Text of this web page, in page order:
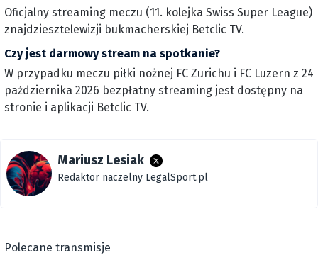
Oficjalny streaming meczu (11. kolejka Swiss Super League)
znajdziesztelewizji bukmacherskiej Betclic TV.
Czy jest darmowy stream na spotkanie?
W przypadku meczu piłki nożnej FC Zurichu i FC Luzern z 24
października 2026 bezpłatny streaming jest dostępny na
stronie i aplikacji Betclic TV.
Mariusz Lesiak
Redaktor naczelny LegalSport.pl
Polecane transmisje